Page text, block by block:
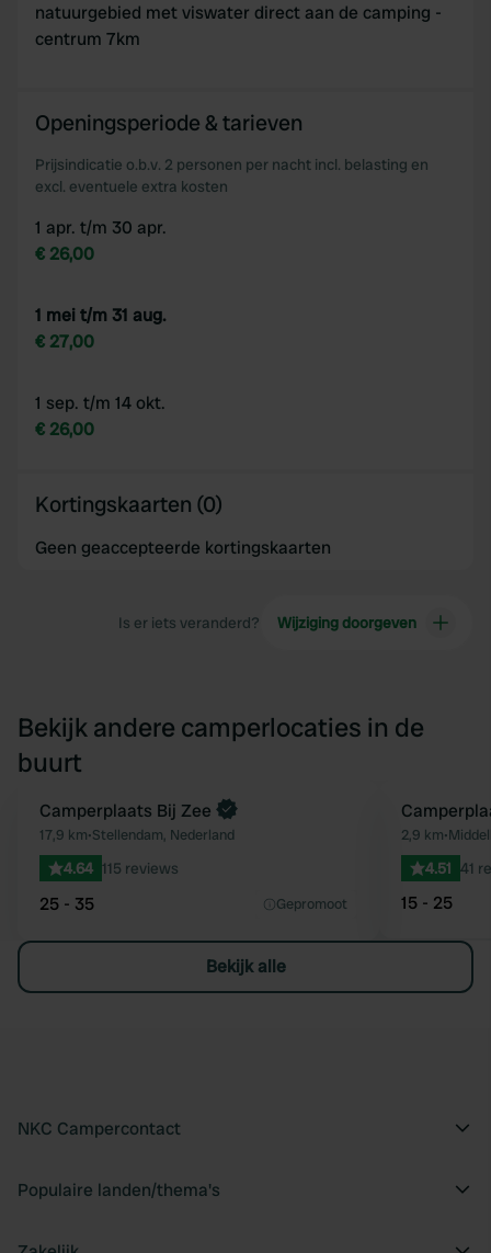
natuurgebied met viswater direct aan de camping -
centrum 7km
Openingsperiode & tarieven
Prijsindicatie o.b.v. 2 personen per nacht incl. belasting en
excl. eventuele extra kosten
1 apr. t/m 30 apr.
€ 26,00
1 mei t/m 31 aug.
€ 27,00
1 sep. t/m 14 okt.
€ 26,00
Kortingskaarten (0)
Geen geaccepteerde kortingskaarten
Is er iets veranderd? Wijziging doorgeven
Bekijk andere camperlocaties in de
buurt
Favoriet
Camperplaats Bij Zee
17,9 km•Stellendam, Nederland
4.64 115 reviews
25 - 35 Gepromoot
2,9 km•
4.51 41
15 - 25
Bekijk alle
NKC Campercontact
Populaire landen/thema's